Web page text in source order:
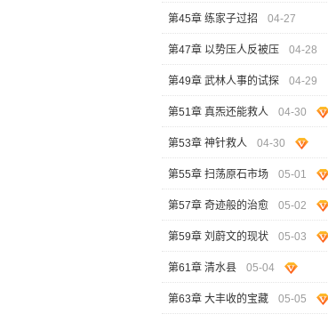
第45章 练家子过招 04-27
第47章 以势压人反被压 04-28
第49章 武林人事的试探 04-29
第51章 真炁还能救人 04-30
第53章 神针救人 04-30
第55章 扫荡原石市场 05-01
第57章 奇迹般的治愈 05-02
第59章 刘蔚文的现状 05-03
第61章 清水县 05-04
第63章 大丰收的宝藏 05-05